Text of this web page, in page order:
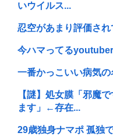
いウイルス...
忍空があまり評価され
今ハマってる
一番かっこいい病気
【謎】処女膜「邪魔
ます」←存在...
29歳独身ナマポ 孤独